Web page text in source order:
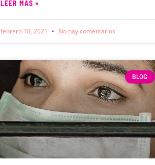
LEER MÁS »
febrero 10, 2021 No hay comentarios
BLOG